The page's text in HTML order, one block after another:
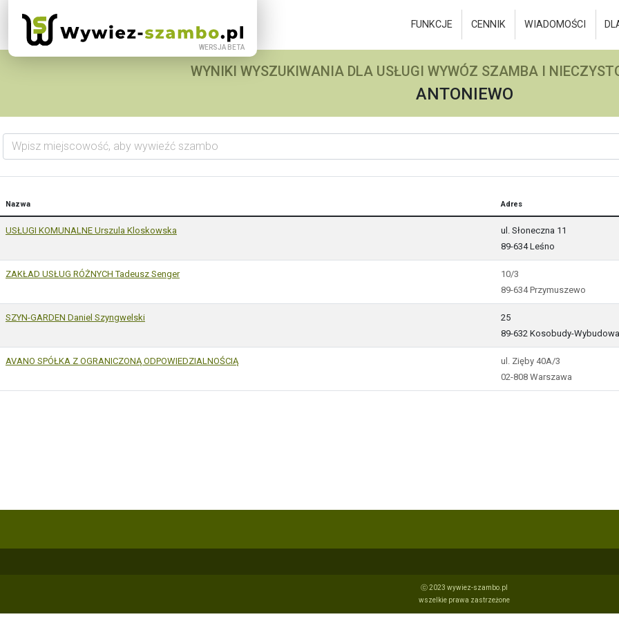
FUNKCJE CENNIK WIADOMOŚCI
WYNIKI WYSZUKIWANIA DLA USŁUGI WYWÓZ SZAMBA I
ANTONIEWO
Wpisz miejscowość, aby wywieźć szambo
Nazwa Adres
USŁUGI KOMUNALNE Urszula Kloskowska
ul. Słoneczna 11
89-634 Leśno
ZAKŁAD USŁUG RÓŻNYCH Tadeusz Senger
10/3
89-634 Przymuszewo
SZYN-GARDEN Daniel Szyngwelski
25
89-632 Kosobudy-
AVANO SPÓŁKA Z OGRANICZONĄ ODPOWIEDZIALNOŚCIĄ
ul. Zięby 40A/3
02-808 Warszawa
ⓒ 2023 wywiez-szambo.pl
wszelkie prawa zastrzeżone